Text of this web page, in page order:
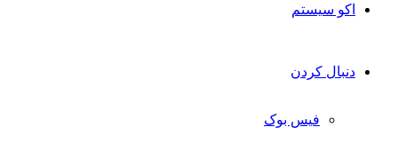
اکو سیستم
دنبال کردن
فیس بوک